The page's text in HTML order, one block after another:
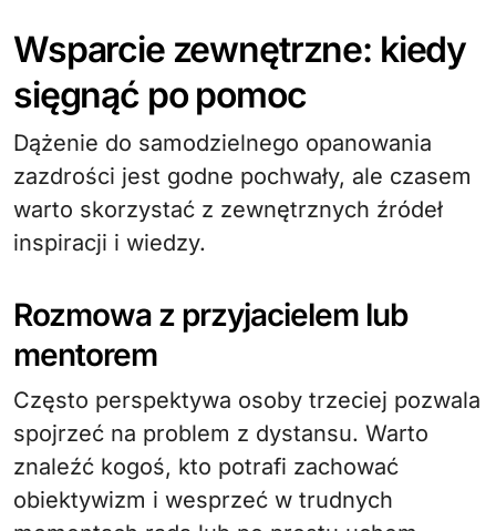
Wsparcie zewnętrzne: kiedy
sięgnąć po pomoc
Dążenie do samodzielnego opanowania
zazdrości jest godne pochwały, ale czasem
warto skorzystać z zewnętrznych źródeł
inspiracji i wiedzy.
Rozmowa z przyjacielem lub
mentorem
Często perspektywa osoby trzeciej pozwala
spojrzeć na problem z dystansu. Warto
znaleźć kogoś, kto potrafi zachować
obiektywizm i wesprzeć w trudnych